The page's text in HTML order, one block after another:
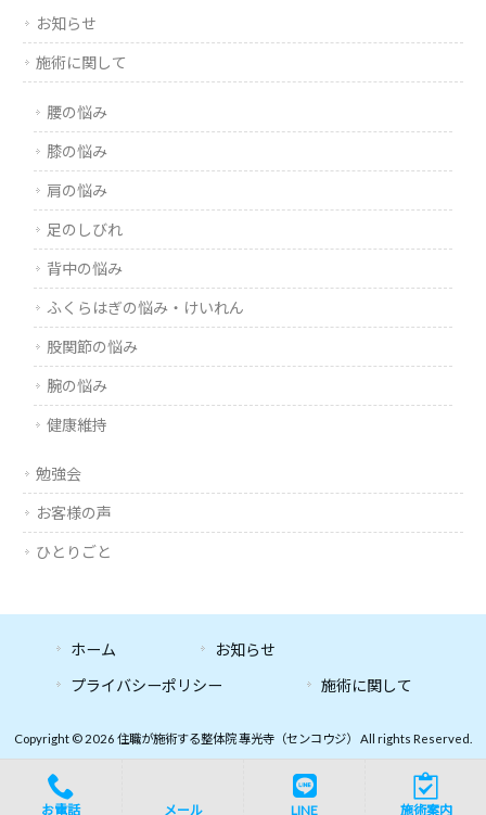
お知らせ
施術に関して
腰の悩み
膝の悩み
肩の悩み
足のしびれ
背中の悩み
ふくらはぎの悩み・けいれん
股関節の悩み
腕の悩み
健康維持
勉強会
お客様の声
ひとりごと
ホーム
お知らせ
プライバシーポリシー
施術に関して
Copyright © 2026 住職が施術する整体院 專光寺（センコウジ） All rights Reserved.
お電話 メール LINE 施術案内